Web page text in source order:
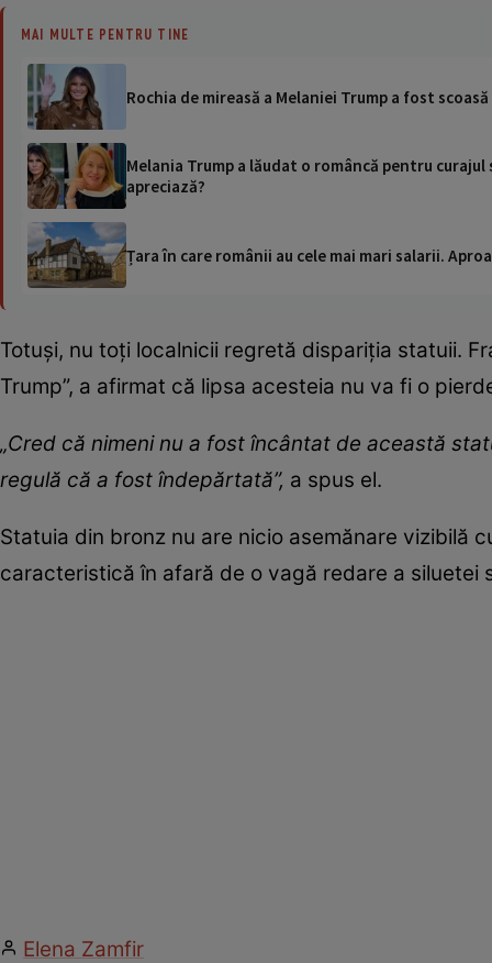
MAI MULTE PENTRU TINE
Rochia de mireasă a Melaniei Trump a fost
Melania Trump a lăudat o româncă pentru curajul
apreciază?
Țara în care românii au cele mai mari salarii.
Totuși, nu toți localnicii regretă dispariția statuii.
Trump”, a afirmat că lipsa acesteia nu va fi o
„Cred că nimeni nu a fost încântat de această
regulă că a fost îndepărtată”, a spus el.
Statuia din bronz nu are nicio asemănare vizibilă
caracteristică în afară de o vagă redare a siluetei
Elena Zamfir